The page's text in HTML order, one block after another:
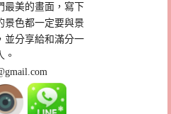
最美的畫面，寫下
景色都一定要與景
並分享給和滿分一
。